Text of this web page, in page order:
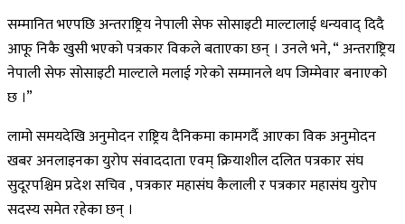
सम्मानित भएपछि अन्तराष्ट्रिय नेपाली सेफ सोसाइटी माल्टालाई धन्यवाद् दिदै
आफू निकै खुसी भएको पत्रकार विकले बताएका छन् । उनले भने, “ अन्तराष्ट्रिय
नेपाली सेफ सोसाइटी माल्टाले मलाई गरेको सम्मानले थप जिम्मेवार बनाएको
छ ।”
लामो समयदेखि अनुमोदन राष्ट्रिय दैनिकमा कामगर्दै आएका विक अनुमोदन
खबर अनलाइनका युरोप संवाददाता एवम् क्रियाशील दलित पत्रकार संघ
सुदूरपश्चिम प्रदेश सचिव , पत्रकार महासंघ कैलाली र पत्रकार महासंघ युरोप
सदस्य समेत रहेका छन् ।